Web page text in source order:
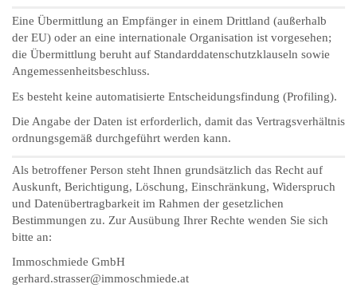
Eine Übermittlung an Empfänger in einem Drittland (außerhalb
der EU) oder an eine internationale Organisation ist vorgesehen;
die Übermittlung beruht auf Standarddatenschutzklauseln sowie
Angemessenheitsbeschluss.
Es besteht keine automatisierte Entscheidungsfindung (Profiling).
Die Angabe der Daten ist erforderlich, damit das Vertragsverhältnis
ordnungsgemäß durchgeführt werden kann.
Als betroffener Person steht Ihnen grundsätzlich das Recht auf
Auskunft, Berichtigung, Löschung, Einschränkung, Widerspruch
und Datenübertragbarkeit im Rahmen der gesetzlichen
Bestimmungen zu. Zur Ausübung Ihrer Rechte wenden Sie sich
bitte an:
Immoschmiede GmbH
gerhard.strasser@immoschmiede.at